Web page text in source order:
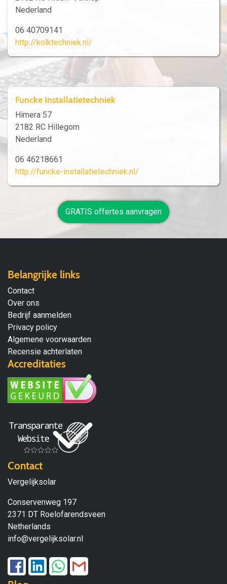
Nederland
06 40709141
http://kolktechniek.nl/
Funcke Installatietechniek
Himera 57
2182 RC Hillegom
Nederland
06 46218661
http://funcke-installatietechniek.nl/
GRATIS offertes aanvragen
Belangrijke links
Contact
Over ons
Bedrijf aanmelden
Privacy policy
Algemene voorwaarden
Recensie achterlaten
Accreditaties
Contact
Vergelijksolar
Conservenweg 197
2371 DT Roelofarendsveen
Netherlands
info@vergelijksolar.nl